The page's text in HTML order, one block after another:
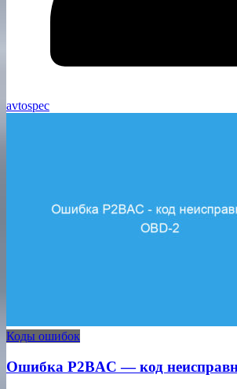
avtospec
Коды ошибок
Ошибка P2BAC — код